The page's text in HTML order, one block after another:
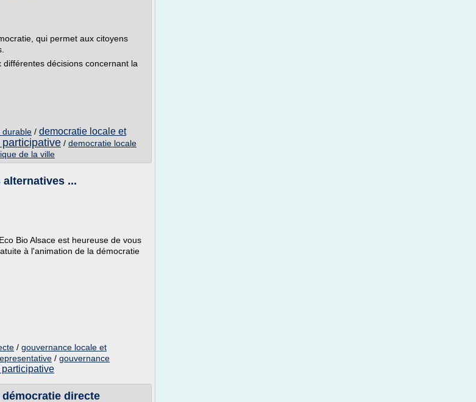
qui permet aux citoyens
décisions concernant la
durable / democratie locale et
/ democratie locale
de la ville
alternatives ...
Bio Alsace est heureuse de vous
à l'animation de la démocratie
/ gouvernance locale et
/ gouvernance
directe